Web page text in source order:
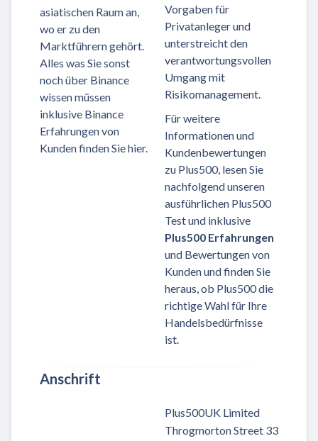
asiatischen Raum an,
wo er zu den
Marktführern gehört.
Alles was Sie sonst
noch über Binance
wissen müssen
inklusive Binance
Erfahrungen von
Kunden finden Sie hier.
Vorgaben für
Privatanleger und
unterstreicht den
verantwortungsvollen
Umgang mit
Risikomanagement.
Für weitere
Informationen und
Kundenbewertungen
zu Plus500, lesen Sie
nachfolgend unseren
ausführlichen Plus500
Test und inklusive
Plus500 Erfahrungen
und Bewertungen von
Kunden und finden Sie
heraus, ob Plus500 die
richtige Wahl für Ihre
Handelsbedürfnisse
ist.
Anschrift
Plus500UK Limited
Throgmorton Street 33